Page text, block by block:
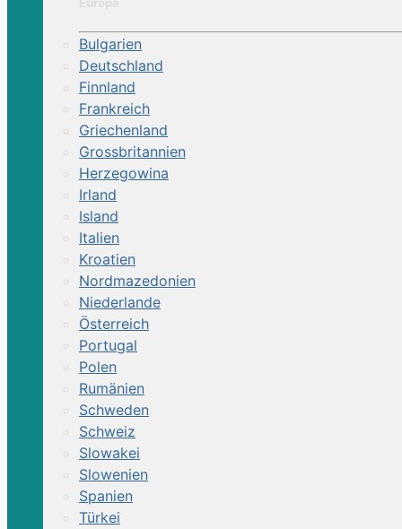
Über Uns
Bulgarien
Deutschland
Finnland
Frankreich
Griechenland
Grossbritannien
Herzegowina
Irland
Island
Italien
Kroatien
Nordmazedonien
Niederlande
Österreich
Portugal
Polen
Rumänien
Schweden
Schweiz
Slowakei
Slowenien
Spanien
Türkei